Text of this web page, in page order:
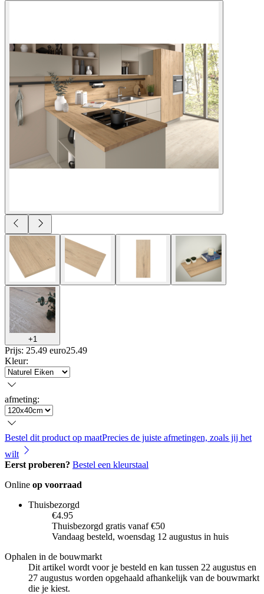
+1
Prijs: 25.49 euro25.49
Kleur:
afmeting:
Bestel dit product op maatPrecies de juiste afmetingen, zoals jij het
wilt
Eerst proberen? Bestel een kleurstaal
Online op voorraad
Thuisbezorgd
€4.95
Thuisbezorgd gratis vanaf €50
Vandaag besteld, woensdag 12 augustus in huis
Ophalen in de bouwmarkt
Dit artikel wordt voor je besteld en kan tussen 22 augustus en
27 augustus worden opgehaald afhankelijk van de bouwmarkt
die je kiest.